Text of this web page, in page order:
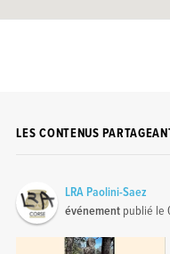
LES CONTENUS
LRA Paolini-Saez
événement publié le